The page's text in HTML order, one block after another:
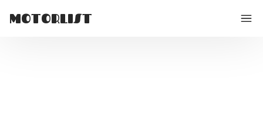
MOTORLIST